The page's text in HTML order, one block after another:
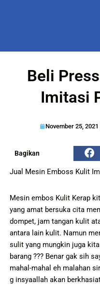
Beli
Imitasi
November 25, 2021
Bagikan
Jual Mesin Emboss Kulit
Mesin embos Kulit Kerap
yang amat bersuka cita
dompet, jam tangan kulit
antara lain kulit. Namun
sulit yang mungkin juga
barang ??? Benar gak sih
mahal-mahal eh malahan
g insyaallah akan